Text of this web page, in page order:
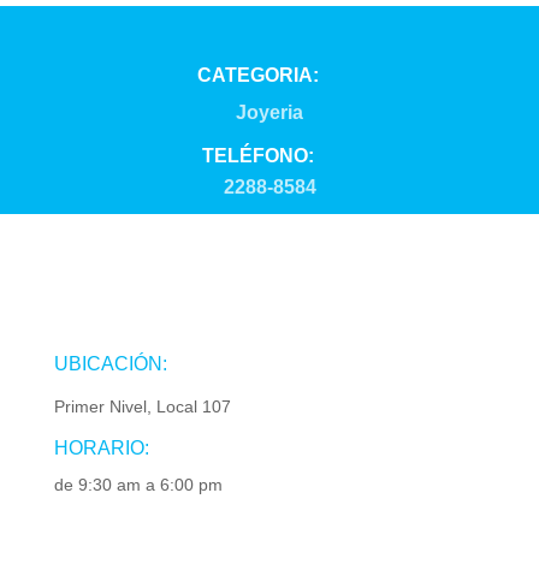
CATEGORIA:
Joyeria
TELÉFONO:
2288-8584
UBICACIÓN:
Primer Nivel, Local 107
HORARIO:
de 9:30 am a 6:00 pm